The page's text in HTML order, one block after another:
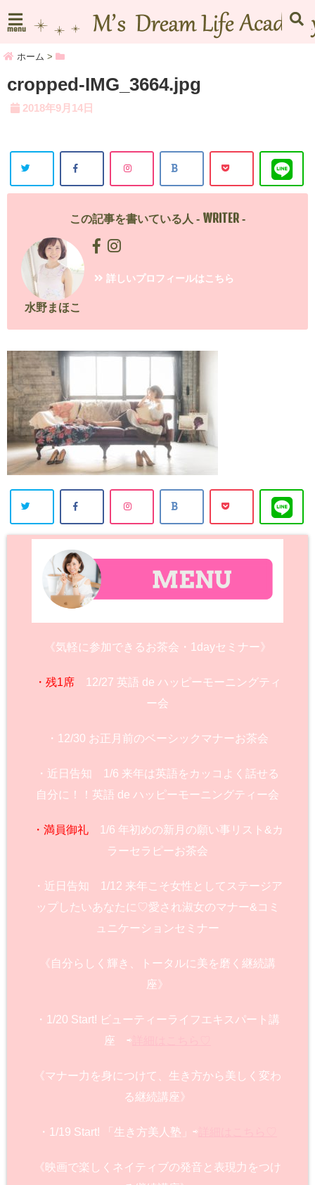
menu
ホーム >
cropped-IMG_3664.jpg
2018年9月14日
この記事を書いている人 - WRITER -
水野まほこ
詳しいプロフィールはこちら
《気軽に参加できるお茶会・1dayセミナー》
・残1席12/27 英語 de ハッピーモーニングティ
ー会
・12/30 お正月前のベーシックマナーお茶会
・近日告知 1/6 来年は英語をカッコよく話せる
自分に！！英語 de ハッピーモーニングティー会
・満員御礼1/6 年初めの新月の願い事リスト&カ
ラーセラピーお茶会
・近日告知 1/12 来年こそ女性としてステージア
ップしたいあなたに♡愛され淑女のマナー&コミ
ュニケーションセミナー
《自分らしく輝き、トータルに美を磨く継続講
座》
・1/20 Start! ビューティーライフエキスパート講
座 ⇨
《マナー力を身につけて、生き方から美しく変わ
る継続講座》
・1/19 Start! 「生き方美人塾」⇨
《映画で楽しくネイティブの発音と表現力をつけ